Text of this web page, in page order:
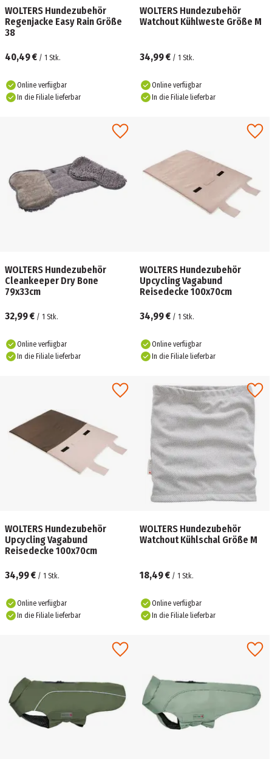
WOLTERS Hundezubehör
Regenjacke Easy Rain Größe
38
40,49 € / 1 Stk.
Online verfügbar
In die Filiale lieferbar
WOLTERS Hundezubehör
Watchout Kühlweste Größe M
34,99 € / 1 Stk.
Online verfügbar
In die Filiale lieferbar
WOLTERS Hundezubehör
Cleankeeper Dry Bone
79x33cm
32,99 € / 1 Stk.
Online verfügbar
In die Filiale lieferbar
WOLTERS Hundezubehör
Upcycling Vagabund
Reisedecke 100x70cm
34,99 € / 1 Stk.
Online verfügbar
In die Filiale lieferbar
WOLTERS Hundezubehör
Upcycling Vagabund
Reisedecke 100x70cm
34,99 € / 1 Stk.
Online verfügbar
In die Filiale lieferbar
WOLTERS Hundezubehör
Watchout Kühlschal Größe M
18,49 € / 1 Stk.
Online verfügbar
In die Filiale lieferbar